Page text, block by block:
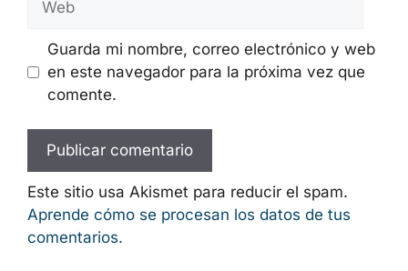
Guarda mi nombre, correo electrónico y web
en este navegador para la próxima vez que
comente.
Este sitio usa Akismet para reducir el spam.
Aprende cómo se procesan los datos de tus
comentarios.